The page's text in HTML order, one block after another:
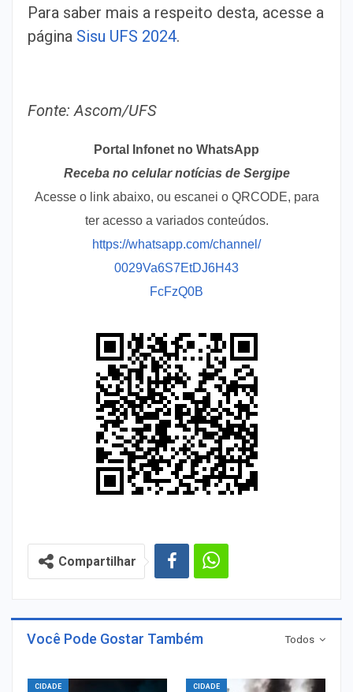
Para saber mais a respeito desta, acesse a
página Sisu UFS 2024.
Fonte: Ascom/UFS
Portal Infonet no WhatsApp
Receba no celular notícias de Sergipe
Acesse o link abaixo, ou escanei o QRCODE, para
ter acesso a variados conteúdos.
https://whatsapp.com/channel/
0029Va6S7EtDJ6H43
FcFzQ0B
Compartilhar
Todos
Você Pode Gostar Também
CIDADE CIDADE